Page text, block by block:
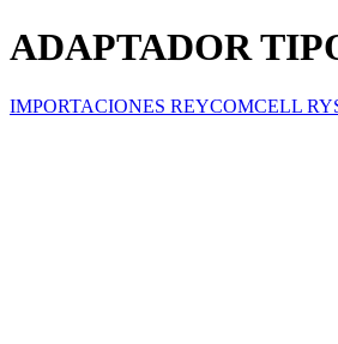
ADAPTADOR
IMPORTACIONES REYCOMCELL